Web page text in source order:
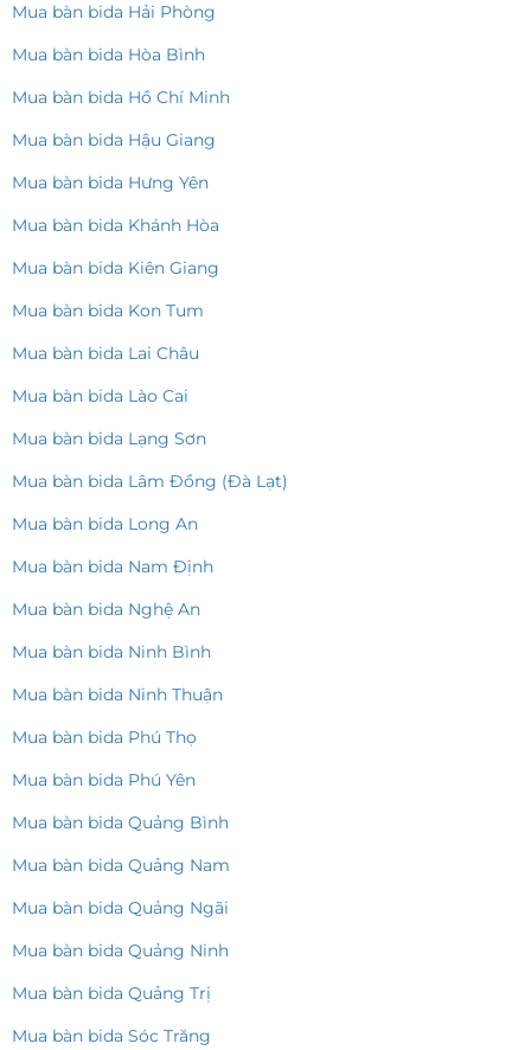
Mua bàn bida Hải Phòng
Mua bàn bida Hòa Bình
Mua bàn bida Hồ Chí Minh
Mua bàn bida Hậu Giang
Mua bàn bida Hưng Yên
Mua bàn bida Khánh Hòa
Mua bàn bida Kiên Giang
Mua bàn bida Kon Tum
Mua bàn bida Lai Châu
Mua bàn bida Lào Cai
Mua bàn bida Lạng Sơn
Mua bàn bida Lâm Đồng (Đà Lạt)
Mua bàn bida Long An
Mua bàn bida Nam Định
Mua bàn bida Nghệ An
Mua bàn bida Ninh Bình
Mua bàn bida Ninh Thuận
Mua bàn bida Phú Thọ
Mua bàn bida Phú Yên
Mua bàn bida Quảng Bình
Mua bàn bida Quảng Nam
Mua bàn bida Quảng Ngãi
Mua bàn bida Quảng Ninh
Mua bàn bida Quảng Trị
Mua bàn bida Sóc Trăng